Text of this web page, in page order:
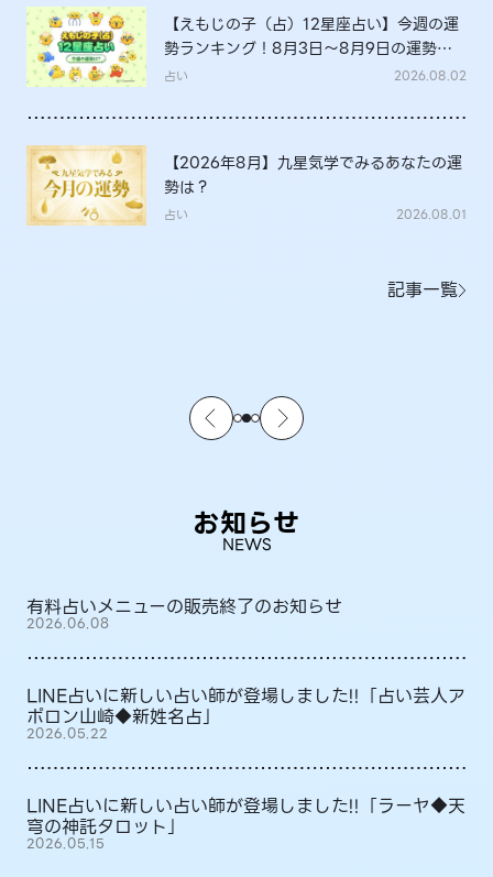
【えもじの子（占）12星座占い】今週の運
勢ランキング！8月3日～8月9日の運勢
は？
占い 2026.08.02
【2026年8月】九星気学でみるあなたの運
勢は？
占い 2026.08.01
記事一覧
お知らせ
NEWS
有料占いメニューの販売終了のお知らせ
2026.06.08
LINE占いに新しい占い師が登場しました!!「占い芸人ア
ポロン山崎◆新姓名占」
2026.05.22
LINE占いに新しい占い師が登場しました!!「ラーヤ◆天
穹の神託タロット」
2026.05.15